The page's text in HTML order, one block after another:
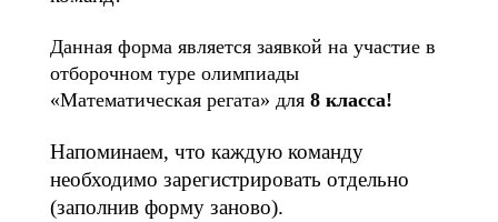
Данная форма является заявкой на участие в
отборочном туре олимпиады
«Математическая регата» для 8 класса!
Напоминаем, что каждую команду
необходимо зарегистрировать отдельно
(заполнив форму заново).